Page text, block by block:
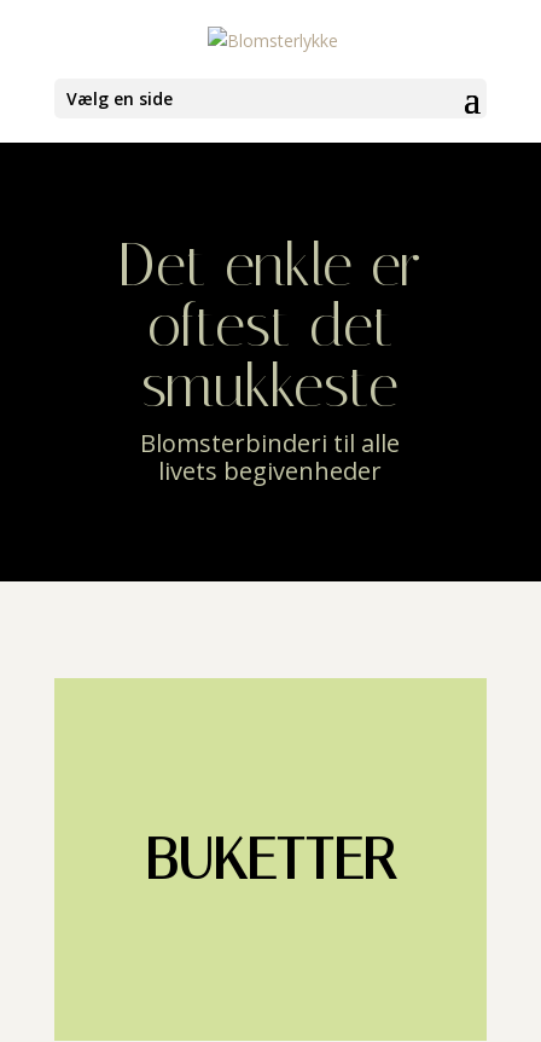
Vælg en side
Det enkle er
oftest det
smukkeste
Blomsterbinderi til alle
livets begivenheder
BUKETTER